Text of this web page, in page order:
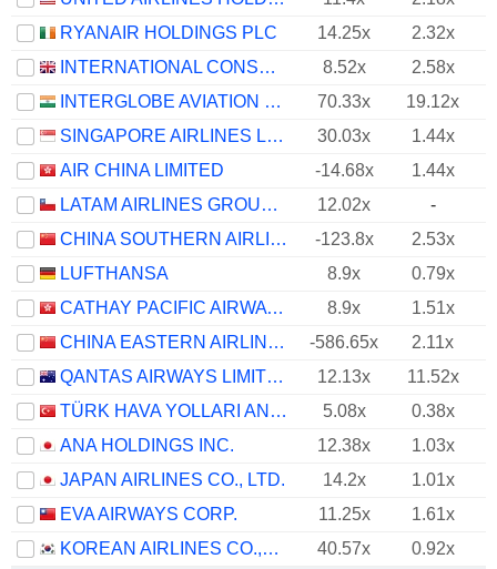
RYANAIR HOLDINGS PLC
14.25x
2.32x
INTERNATIONAL CONSOLIDATED AIRLINES GROUP, S.A.
8.52x
2.58x
INTERGLOBE AVIATION LIMITED
70.33x
19.12x
SINGAPORE AIRLINES LIMITED
30.03x
1.44x
AIR CHINA LIMITED
-14.68x
1.44x
LATAM AIRLINES GROUP S.A.
12.02x
-
CHINA SOUTHERN AIRLINES COMPANY LIMITED
-123.8x
2.53x
LUFTHANSA
8.9x
0.79x
CATHAY PACIFIC AIRWAYS LIMITED
8.9x
1.51x
CHINA EASTERN AIRLINES CORPORATION LIMITED
-586.65x
2.11x
QANTAS AIRWAYS LIMITED
12.13x
11.52x
TÜRK HAVA YOLLARI ANONIM ORTAKLIGI
5.08x
0.38x
ANA HOLDINGS INC.
12.38x
1.03x
JAPAN AIRLINES CO., LTD.
14.2x
1.01x
EVA AIRWAYS CORP.
11.25x
1.61x
KOREAN AIRLINES CO.,LTD.
40.57x
0.92x